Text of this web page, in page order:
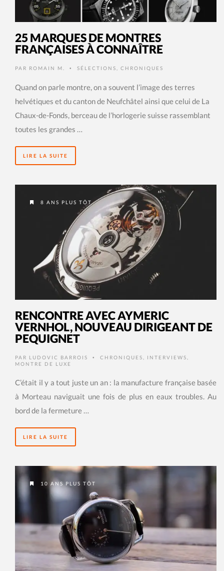
25 MARQUES DE MONTRES
FRANÇAISES À CONNAÎTRE
PAR ROMAIN M. • SÉLECTIONS CHRONIQUES
Quand on parle montre, on a souvent l’image des terres
helvétiques et du canton de Neufchâtel ainsi que celui de La
Chaux-de-Fonds, berceau de l’horlogerie suisse rassemblant
toutes les grandes …
LIRE LA SUITE
8 ANS PLUS TÔT
RENCONTRE AVEC AYMERIC
VERNHOL, NOUVEAU DIRIGEANT DE
PEQUIGNET
PAR LUDOVIC BARROIS • CHRONIQUES INTERVIEWS
MONTRE DE LUXE
C’était il y a tout juste un an : la manufacture française basée
à Morteau naviguait une fois de plus en eaux troubles. Au
bord de la fermeture …
LIRE LA SUITE
10 ANS PLUS TÔT